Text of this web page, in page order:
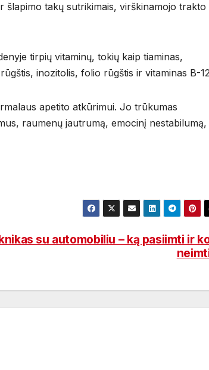
takų sutrikimais, virškinamojo trakto
tirpių vitaminų, tokių kaip tiaminas,
inozitolis, folio rūgštis ir vitaminas B-
apetito atkūrimui. Jo trūkumas
raumenų jautrumą, emocinį nestabilumą,
su automobiliu – ką pasiimti ir